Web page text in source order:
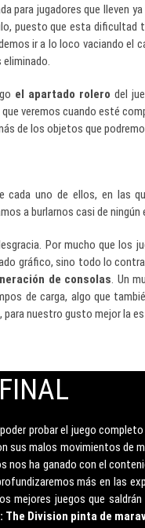
para jugadores que lleven
puesto que esta dificultad
ir a lo loco vaciando el
el apartado rolero del
veremos cuando esté
de los objetos que
cada uno de ellos, en las
a burlarnos casi de ningún
Por mucho que los
gráfico, sino todo lo
de consolas. Un
de carga, algo que
nuestro gusto mejor la
probar el juego
sus malos movimientos de
nos ha ganado con el
más en las
juegos que saldrán
The Division pinta de